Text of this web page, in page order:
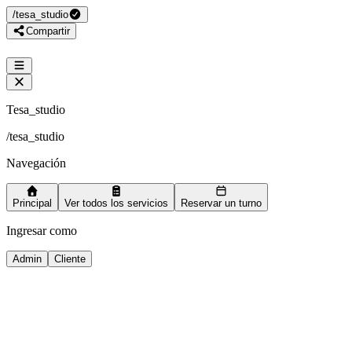
/tesa_studio
Compartir
Tesa_studio
/tesa_studio
Navegación
Principal Ver todos los servicios Reservar un turno
Ingresar como
Admin Cliente